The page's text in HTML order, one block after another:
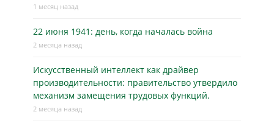
1 месяц назад
22 июня 1941: день, когда началась война
2 месяца назад
Искусственный интеллект как драйвер
производительности: правительство утвердило
механизм замещения трудовых функций.
2 месяца назад